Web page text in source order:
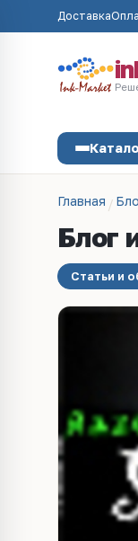
Доставка
Главная
Блог
Статьи и